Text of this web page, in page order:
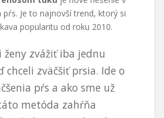
pŕs. Je to najnovší trend, ktorý si
popularitu od roku 2010.
ženy zvážiť iba jednu
chceli zväčšiť prsia. Ide o
pŕs a ako sme už
metóda zahŕňa